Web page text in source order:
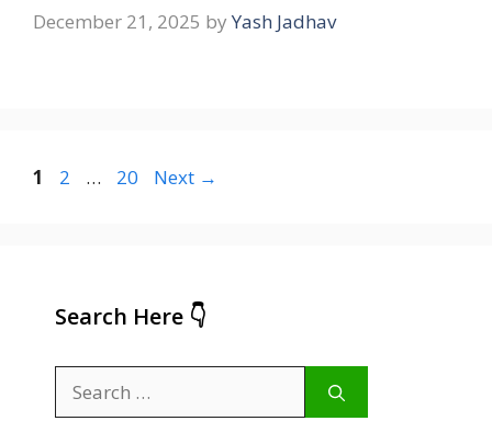
December 21, 2025 by Yash Jadhav
Page
1 Page
2 … Page
20 Next →
Search Here 👇
for: